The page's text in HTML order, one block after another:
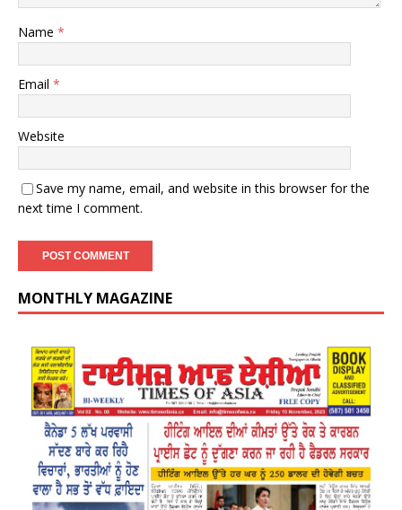
Name *
Email *
Website
Save my name, email, and website in this browser for the
next time I comment.
MONTHLY MAGAZINE